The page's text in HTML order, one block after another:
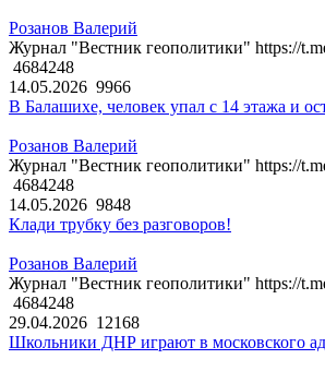
Розанов Валерий
Журнал "Вестник геополитики" https://
4684248
14.05.2026 9966
В Балашихе, человек упал с 14 этажа и
Розанов Валерий
Журнал "Вестник геополитики" https://
4684248
14.05.2026 9848
Клади трубку без разговоров!
Розанов Валерий
Журнал "Вестник геополитики" https://
4684248
29.04.2026 12168
Школьники ДНР играют в московского